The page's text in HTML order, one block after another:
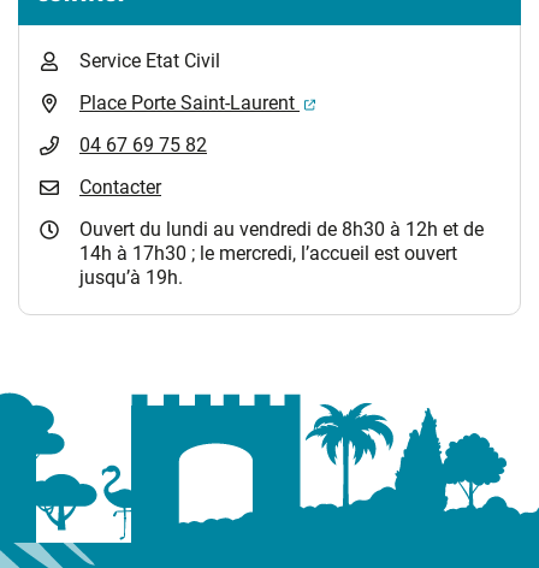
Service Etat Civil
Place Porte Saint-Laurent
(ouverture dans un
04 67 69 75 82
Contacter
Ouvert du lundi au vendredi de 8h30 à 12h et de
14h à 17h30 ; le mercredi, l’accueil est ouvert
jusqu’à 19h.